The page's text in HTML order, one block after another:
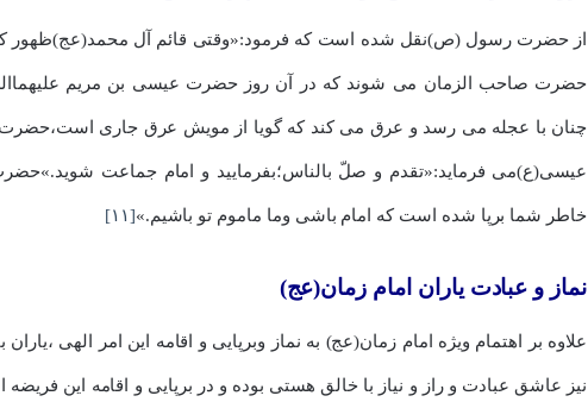
از حضرت رسول (ص)نقل شده است که فرمود:«وقتی قائم آل محمد(عج)ظهور
حضرت صاحب الزمان می شوند که در آن روز حضرت عیسی بن مریم
چنان با عجله می رسد و عرق می کند که گویا از مویش عرق جاری
عیسی(ع)می فرماید:«تقدم و صلّ بالناس؛بفرمایید و امام جماعت
خاطر شما برپا شده است که امام باشی وما ماموم تو باشیم.»[۱۱]
نماز و عبادت یاران امام زمان(عج)
علاوه بر اهتمام ویژه امام زمان(عج) به نماز وبرپایی و اقامه این امر الهی
نیز عاشق عبادت و راز و نیاز با خالق هستی بوده و در برپایی و اقامه این